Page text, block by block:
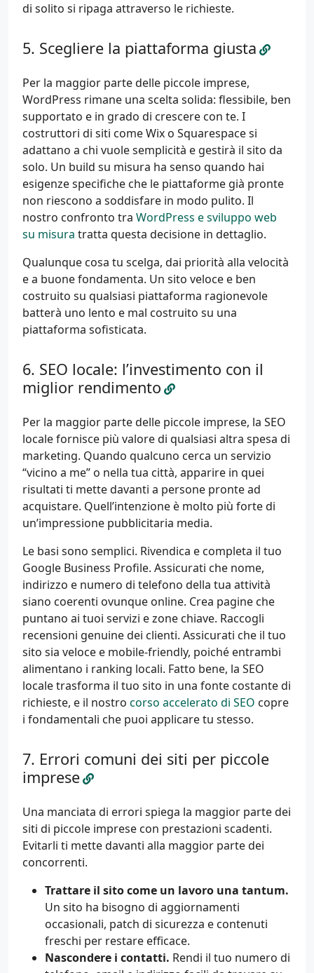
di solito si ripaga attraverso le richieste.
Scegliere la piattaforma giusta
Per la maggior parte delle piccole imprese,
WordPress rimane una scelta solida: flessibile, ben
supportato e in grado di crescere con te. I
costruttori di siti come Wix o Squarespace si
adattano a chi vuole semplicità e gestirà il sito da
solo. Un build su misura ha senso quando hai
esigenze specifiche che le piattaforme già pronte
non riescono a soddisfare in modo pulito. Il
nostro confronto tra WordPress e sviluppo web
su misura tratta questa decisione in dettaglio.
Qualunque cosa tu scelga, dai priorità alla velocità
e a buone fondamenta. Un sito veloce e ben
costruito su qualsiasi piattaforma ragionevole
batterà uno lento e mal costruito su una
piattaforma sofisticata.
SEO locale: l’investimento con il
miglior rendimento
Per la maggior parte delle piccole imprese, la SEO
locale fornisce più valore di qualsiasi altra spesa di
marketing. Quando qualcuno cerca un servizio
“vicino a me” o nella tua città, apparire in quei
risultati ti mette davanti a persone pronte ad
acquistare. Quell’intenzione è molto più forte di
un’impressione pubblicitaria media.
Le basi sono semplici. Rivendica e completa il tuo
Google Business Profile. Assicurati che nome,
indirizzo e numero di telefono della tua attività
siano coerenti ovunque online. Crea pagine che
puntano ai tuoi servizi e zone chiave. Raccogli
recensioni genuine dei clienti. Assicurati che il tuo
sito sia veloce e mobile-friendly, poiché entrambi
alimentano i ranking locali. Fatto bene, la SEO
locale trasforma il tuo sito in una fonte costante di
richieste, e il nostro corso accelerato di SEO copre
i fondamentali che puoi applicare tu stesso.
Errori comuni dei siti per piccole
imprese
Una manciata di errori spiega la maggior parte dei
siti di piccole imprese con prestazioni scadenti.
Evitarli ti mette davanti alla maggior parte dei
concorrenti.
Trattare il sito come un lavoro una tantum.
Un sito ha bisogno di aggiornamenti
occasionali, patch di sicurezza e contenuti
freschi per restare efficace.
Nascondere i contatti. Rendi il tuo numero di